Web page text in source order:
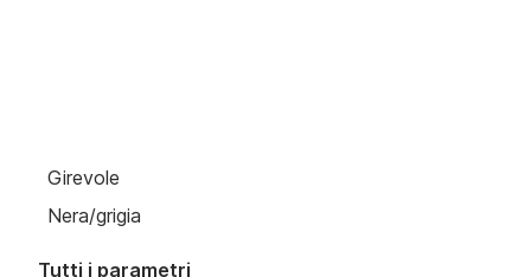
Girevole
Nera/grigia
Tutti i parametri